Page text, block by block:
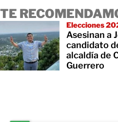
TE
Elecciones
Asesinan a
candidato
alcaldía de
Guerrero